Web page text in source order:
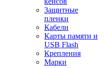
Защитные
пленки
Кабели
Карты памяти и
USB Flash
Крепления
Марки